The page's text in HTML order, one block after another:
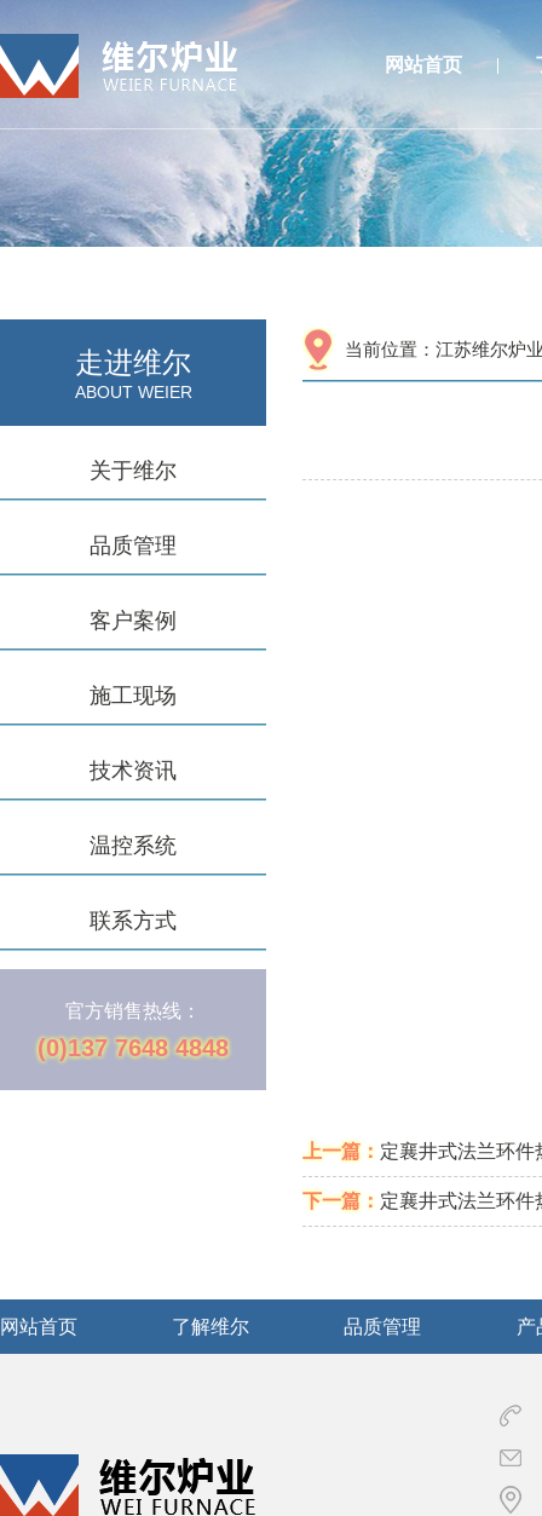
网站首页
走进维尔
ABOUT WEIER
关于维尔
品质管理
客户案例
施工现场
技术资讯
温控系统
联系方式
官方销售热线：
(0)137 7648 4848
当前位置： 江苏维尔炉
上一篇： 定襄井式法兰环件
下一篇： 定襄井式法兰环件
网站首页 了解维尔 品质管理 产